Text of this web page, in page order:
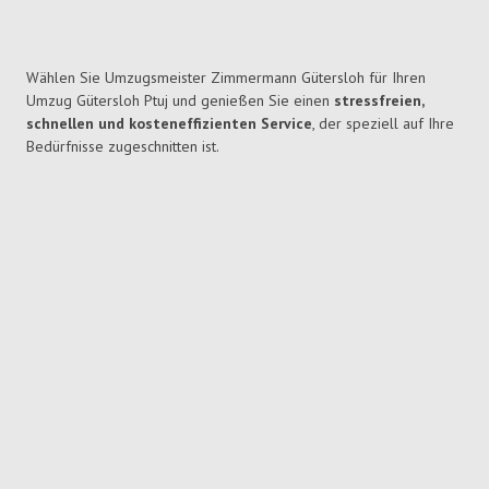
Wählen Sie Umzugsmeister Zimmermann Gütersloh für Ihren
Umzug Gütersloh Ptuj und genießen Sie einen stressfreien,
schnellen und kosteneffizienten Service, der speziell auf Ihre
Bedürfnisse zugeschnitten ist.